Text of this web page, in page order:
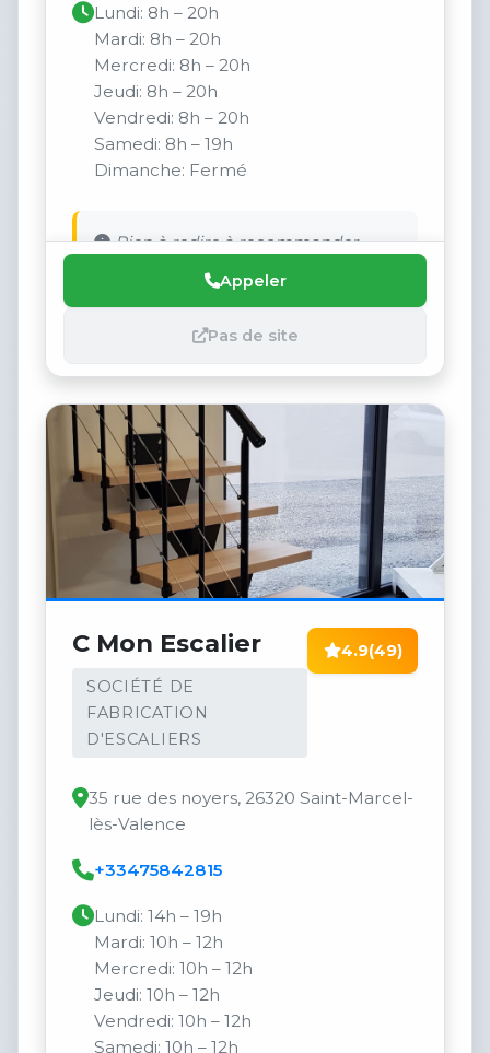
Lundi: 8h – 20h
Mardi: 8h – 20h
Mercredi: 8h – 20h
Jeudi: 8h – 20h
Vendredi: 8h – 20h
Samedi: 8h – 19h
Dimanche: Fermé
Rien à redire à recommander
Appeler
Pas de site
C Mon Escalier
SOCIÉTÉ DE
FABRICATION
D'ESCALIERS
4.9(49)
35 rue des noyers, 26320 Saint-Marcel-
lès-Valence
+33475842815
Lundi: 14h – 19h
Mardi: 10h – 12h
Mercredi: 10h – 12h
Jeudi: 10h – 12h
Vendredi: 10h – 12h
Samedi: 10h – 12h